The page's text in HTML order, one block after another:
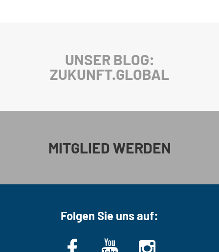
UNSER BLOG:
ZUKUNFT.GLOBAL
MITGLIED WERDEN
Folgen Sie uns auf: